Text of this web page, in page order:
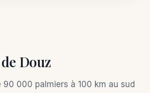
Douz
90 000 palmiers à 100 km au sud